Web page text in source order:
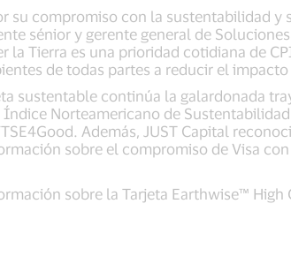
su compromiso con la sustentabilidad y
sénior y gerente general de
la Tierra es una prioridad cotidiana de
de todas partes a reducir el
sustentable continúa la galardonada
Norteamericano de
Además, JUST Capital
sobre el compromiso de Visa
sobre la Tarjeta Earthwise™ High